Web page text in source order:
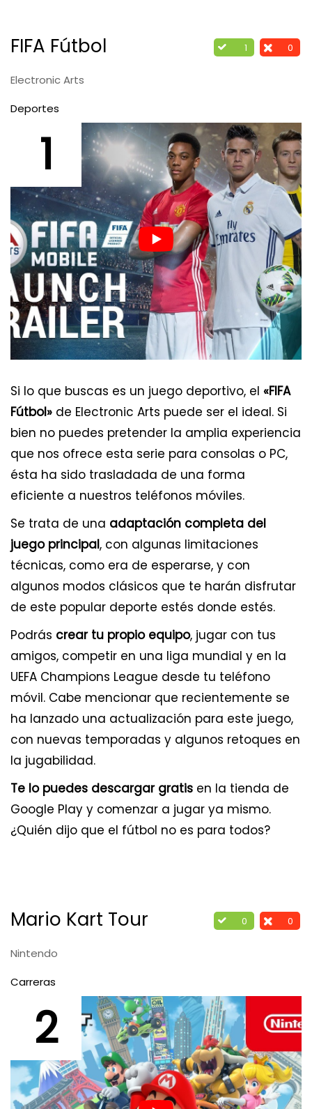
1 0
FIFA Fútbol
Electronic Arts
Deportes
1
Si lo que buscas es un juego deportivo, el «FIFA
Fútbol» de Electronic Arts puede ser el ideal. Si
bien no puedes pretender la amplia experiencia
que nos ofrece esta serie para consolas o PC,
ésta ha sido trasladada de una forma
eficiente a nuestros teléfonos móviles.
Se trata de una adaptación completa del
juego principal, con algunas limitaciones
técnicas, como era de esperarse, y con
algunos modos clásicos que te harán disfrutar
de este popular deporte estés donde estés.
Podrás crear tu propio equipo, jugar con tus
amigos, competir en una liga mundial y en la
UEFA Champions League desde tu teléfono
móvil. Cabe mencionar que recientemente se
ha lanzado una actualización para este juego,
con nuevas temporadas y algunos retoques en
la jugabilidad.
Te lo puedes descargar gratis en la tienda de
Google Play y comenzar a jugar ya mismo.
¿Quién dijo que el fútbol no es para todos?
0 0
Mario Kart Tour
Nintendo
Carreras
2